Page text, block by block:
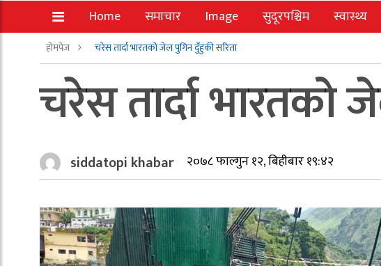
Home समाचार Image सुदूरपश्चिम स्वास्थ्य
होमपेज चरेस तार्दा भारतको जेल पुगिन दुँहुकी सरिता
चरेस तार्दा भारतको
siddatopi khabar २०७८ फाल्गुन १२, बिहीबार १९:४२